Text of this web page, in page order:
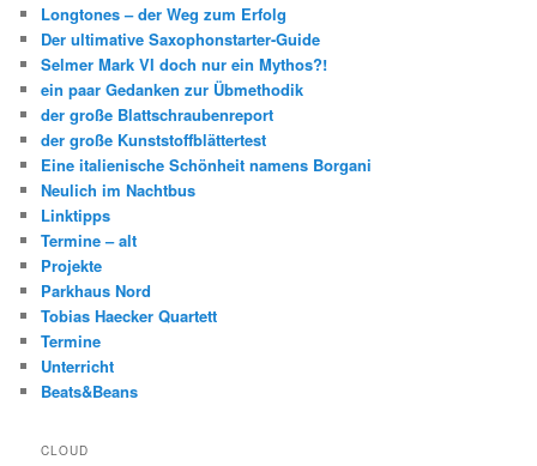
Longtones – der Weg zum Erfolg
Der ultimative Saxophonstarter-Guide
Selmer Mark VI doch nur ein Mythos?!
ein paar Gedanken zur Übmethodik
der große Blattschraubenreport
der große Kunststoffblättertest
Eine italienische Schönheit namens Borgani
Neulich im Nachtbus
Linktipps
Termine – alt
Projekte
Parkhaus Nord
Tobias Haecker Quartett
Termine
Unterricht
Beats&Beans
CLOUD